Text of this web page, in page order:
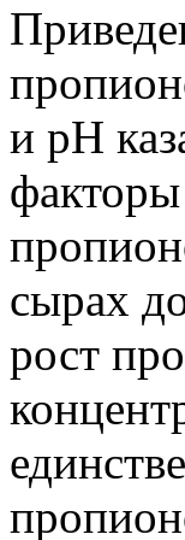
и pH
сырах
рост